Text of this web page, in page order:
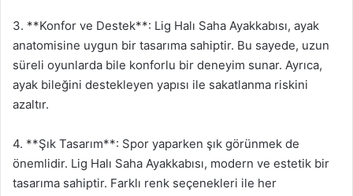
3. **Konfor ve Destek**: Lig Halı Saha Ayakkabısı, ayak
anatomisine uygun bir tasarıma sahiptir. Bu sayede, uzun
süreli oyunlarda bile konforlu bir deneyim sunar. Ayrıca,
ayak bileğini destekleyen yapısı ile sakatlanma riskini
azaltır.
4. **Şık Tasarım**: Spor yaparken şık görünmek de
önemlidir. Lig Halı Saha Ayakkabısı, modern ve estetik bir
tasarıma sahiptir. Farklı renk seçenekleri ile her